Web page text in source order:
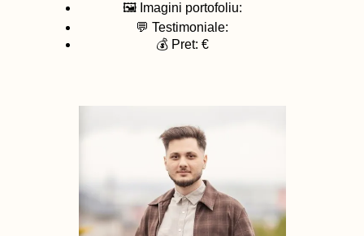
🖼️ Imagini portofoliu:
💬 Testimoniale:
💰 Pret: €